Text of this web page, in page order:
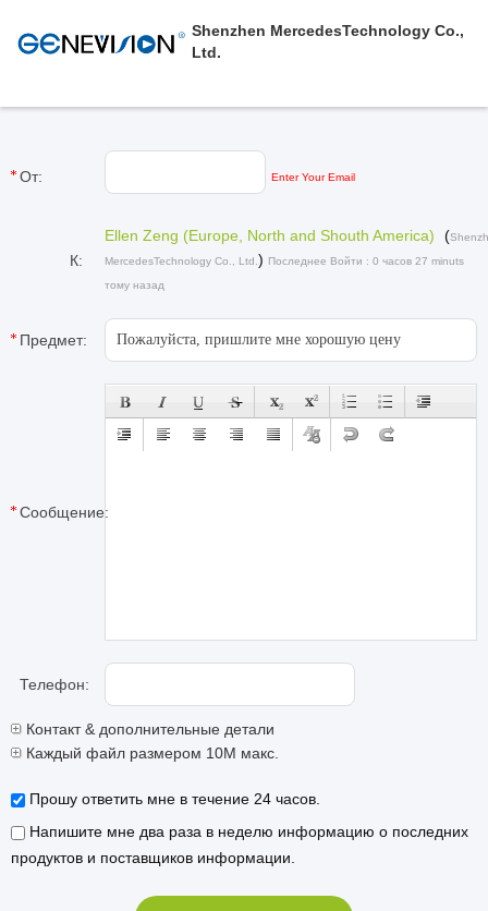
Shenzhen MercedesTechnology Co.,
Ltd.
От: Enter Your Email
К:
Ellen Zeng (Europe, North and Shouth America) (
MercedesTechnology Co., Ltd. ) Последнее Войти : 0 часов 27 minuts
тому назад
Предмет:
Сообщение:
Телефон:
Контакт & дополнительные детали
Каждый файл размером 10M макс.
Прошу ответить мне в течение 24 часов.
Напишите мне два раза в неделю информацию о последних
продуктов и поставщиков информации.